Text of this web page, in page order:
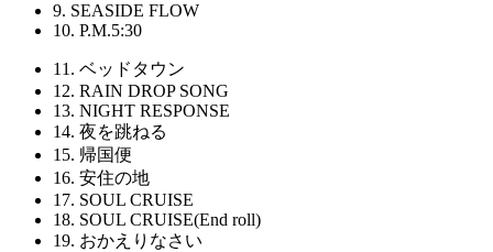
9. SEASIDE FLOW
10. P.M.5:30
11. ベッドタウン
12. RAIN DROP SONG
13. NIGHT RESPONSE
14. 夜を跳ねる
15. 帰国便
16. 安住の地
17. SOUL CRUISE
18. SOUL CRUISE(End roll)
19. おかえりなさい